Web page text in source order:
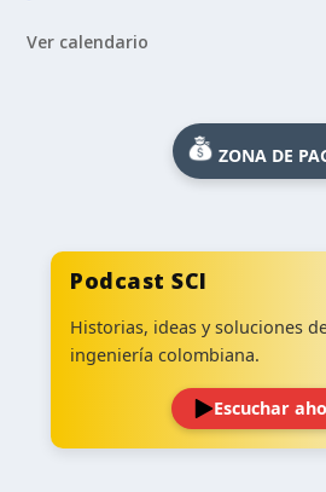
Ver calendario
ZONA DE
Podcast SCI
Historias, ideas y soluciones
ingeniería colombiana.
Escuchar